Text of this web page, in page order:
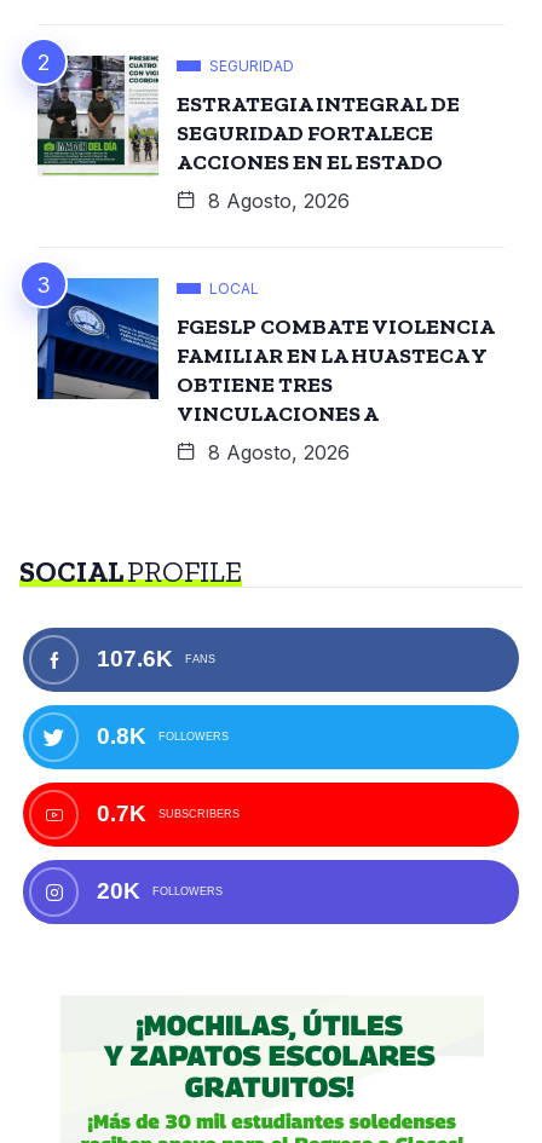
SEGURIDAD
ESTRATEGIA INTEGRAL DE
SEGURIDAD FORTALECE
ACCIONES EN EL ESTADO
8 Agosto, 2026
LOCAL
FGESLP COMBATE VIOLENCIA
FAMILIAR EN LA HUASTECA Y
OBTIENE TRES
VINCULACIONES A
8 Agosto, 2026
SOCIALPROFILE
107.6K FANS
0.8K FOLLOWERS
0.7K SUBSCRIBERS
20K FOLLOWERS